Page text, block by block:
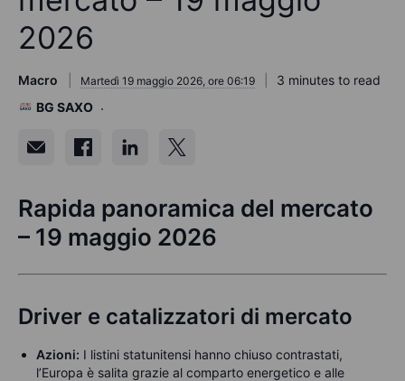
2026
Macro Martedì 19 maggio 2026, ore 06:19
3 minutes to read
BG SAXO
Rapida panoramica del mercato
– 19 maggio 2026
Driver e catalizzatori di mercato
Azioni: I listini statunitensi hanno chiuso contrastati,
l’Europa è salita grazie al comparto energetico e alle